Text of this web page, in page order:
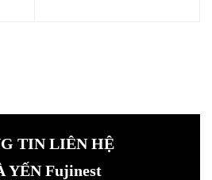
TIN LIÊN HỆ
YẾN Fujinest